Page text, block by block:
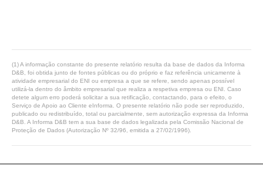
(1) A informação constante do presente relatório resulta da base de dados da Informa
D&B, foi obtida junto de fontes públicas ou do próprio e faz referência unicamente à
atividade empresarial do ENI ou empresa a que se refere, sendo apenas possível
utilizá-la dentro do âmbito empresarial que realiza a respetiva empresa ou ENI. Caso
detete algum erro poderá solicitar a sua retificação, contactando, para o efeito, o
Serviço de Apoio ao Cliente eInforma. O presente relatório não pode ser reproduzido,
publicado ou redistribuído, total ou parcialmente, sem autorização expressa da Informa
D&B. A Informa D&B tem a sua base de dados legalizada pela Comissão Nacional de
Proteção de Dados (Autorização Nº 32/96, emitida a 27/02/1996).